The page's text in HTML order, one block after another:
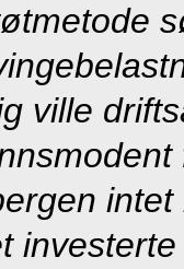
ville
intet